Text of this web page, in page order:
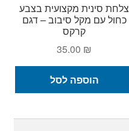
צלחת סינית מקצועית בצבע
כחול עם מקל סיבוב – דגם
קרקס
35.00 ₪
הוספה לסל